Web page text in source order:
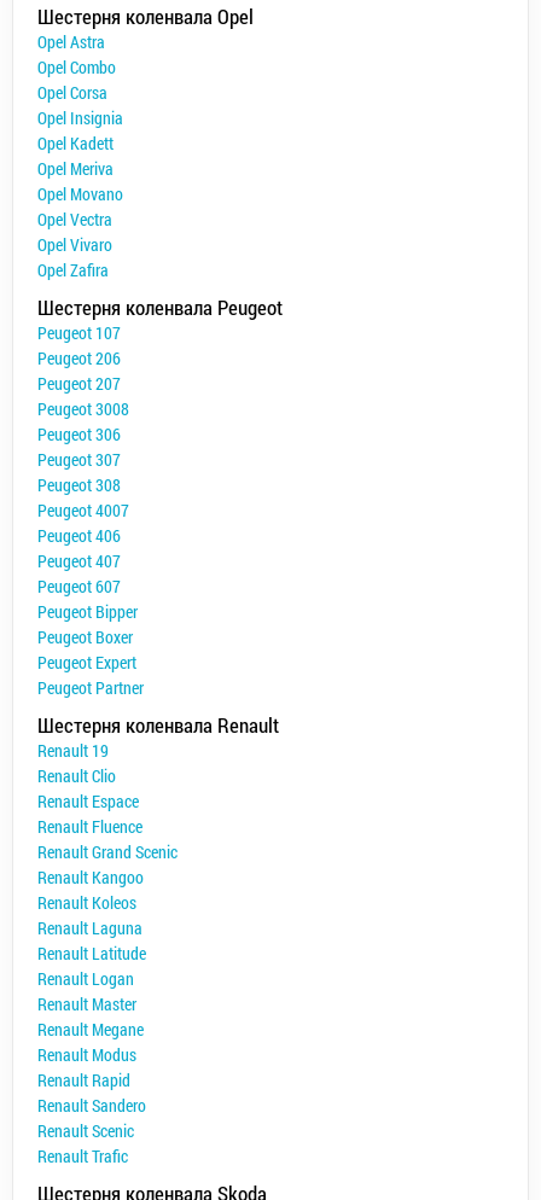
Шестерня коленвала Opel
Opel Astra
Opel Combo
Opel Corsa
Opel Insignia
Opel Kadett
Opel Meriva
Opel Movano
Opel Vectra
Opel Vivaro
Opel Zafira
Шестерня коленвала Peugeot
Peugeot 107
Peugeot 206
Peugeot 207
Peugeot 3008
Peugeot 306
Peugeot 307
Peugeot 308
Peugeot 4007
Peugeot 406
Peugeot 407
Peugeot 607
Peugeot Bipper
Peugeot Boxer
Peugeot Expert
Peugeot Partner
Шестерня коленвала Renault
Renault 19
Renault Clio
Renault Espace
Renault Fluence
Renault Grand Scenic
Renault Kangoo
Renault Koleos
Renault Laguna
Renault Latitude
Renault Logan
Renault Master
Renault Megane
Renault Modus
Renault Rapid
Renault Sandero
Renault Scenic
Renault Trafic
Шестерня коленвала Skoda